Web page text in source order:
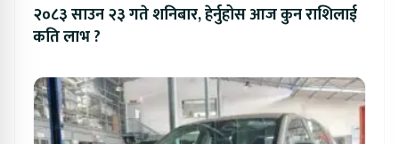
२०८३ साउन २३ गते शनिबार, हेर्नुहोस आज कुन राशिलाई
कति लाभ ?